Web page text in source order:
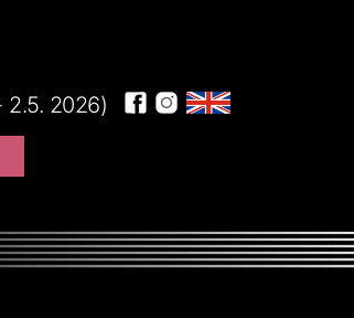
2.5. 2026)